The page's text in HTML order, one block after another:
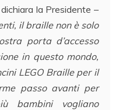
la Presidente –
il braille non è solo
porta d’accesso
in questo mondo,
LEGO Braille per il
passo avanti per
bambini vogliano